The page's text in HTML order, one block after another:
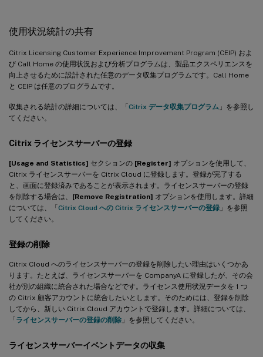
使用状況統計の共有
Citrix Licensing Customer Experience Improvement Program (CEIP) およ
び Call Home の使用状況および分析プログラムは、製品エクスペリエンスを
向上させるために設計された任意のデータ収集プログラムです。Call Home
と CEIP は任意のプログラムです。
収集される統計の詳細については、「 Citrix データ収集プログラム 」を参照し
てください。
Citrix ライセンスサーバーの登録
[Usage and Statistics] セクションの [Register] オプションを使用して、
Citrix ライセンスサーバーを Citrix Cloud に登録します。登録が完了する
と、画面に登録済みであることが表示されます。ライセンスサーバーの登録
を削除する場合は、 [Remove Registration] オプションを使用します。詳細
については、「 Citrix Cloud への Citrix ライセンスサーバーの登録 」を参照
してください。
登録の削除
Citrix Cloud へのライセンスサーバーの登録を削除したい理由はいくつかあ
ります。たとえば、ライセンスサーバーを CompanyA に登録したが、その会
社が別の組織に統合された場合などです。ライセンス使用状況データを 1 つ
の Citrix 顧客アカウントに統合したいとします。そのためには、登録を削除
してから、新しい Citrix Cloud アカウントで登録します。詳細については、
「 ライセンスサーバーの登録の削除 」を参照してください。
ライセンスサーバーイベントデータの収集